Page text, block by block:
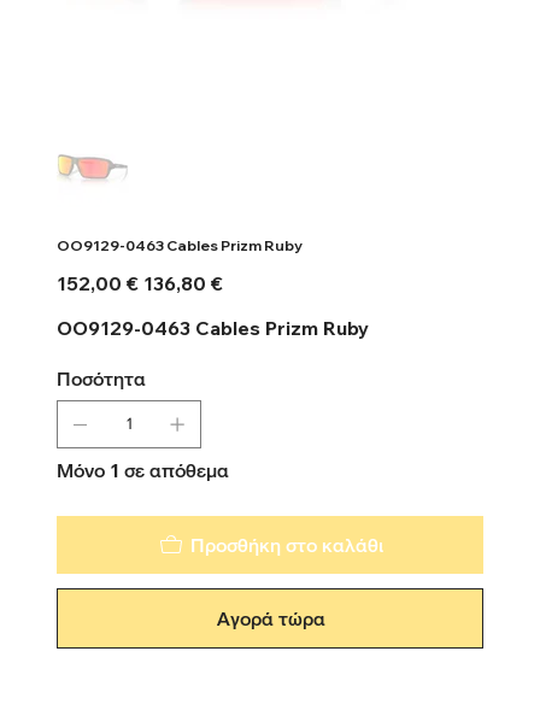
OO9129-0463 Cables Prizm Ruby
Αρχική
τιμή
152,00 €
Τιμή
έκπτωσης
136,80 €
OO9129-0463 Cables Prizm Ruby
Ποσότητα
Μόνο 1 σε απόθεμα
Προσθήκη στο καλάθι
Αγορά τώρα